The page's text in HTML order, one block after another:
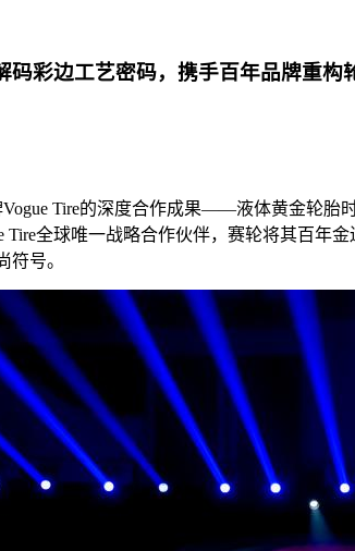
码彩边工艺密码，携手百年品牌重构
Tire的深度合作成果——液体黄金轮
Tire全球唯一战略合作伙伴，赛轮将其百年
符号。